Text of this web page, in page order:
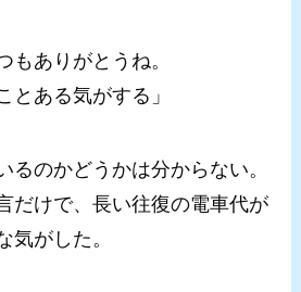
もありがとうね。
ある気がする」
るのかどうかは分からない。
だけで、長い往復の電車代が
気がした。